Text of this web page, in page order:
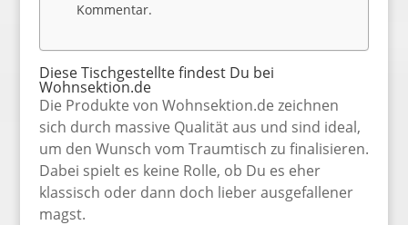
Kommentar.
Diese Tischgestellte findest Du bei
Wohnsektion.de
Die Produkte von Wohnsektion.de zeichnen
sich durch massive Qualität aus und sind ideal,
um den Wunsch vom Traumtisch zu finalisieren.
Dabei spielt es keine Rolle, ob Du es eher
klassisch oder dann doch lieber ausgefallener
magst.